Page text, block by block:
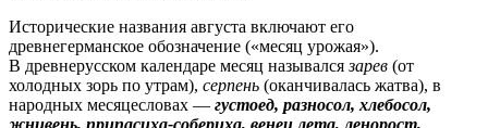
Исторические названия августа включают его
древнегерманское обозначение («месяц урожая»).
В древнерусском календаре месяц называлсязарев (от
холодных зорь по утрам), серпень (оканчивалась жатва), в
народных месяцесловах — густоед, разносол, хлебосол,
жнивень, припасиха-собериха, венец лета, ленорост,